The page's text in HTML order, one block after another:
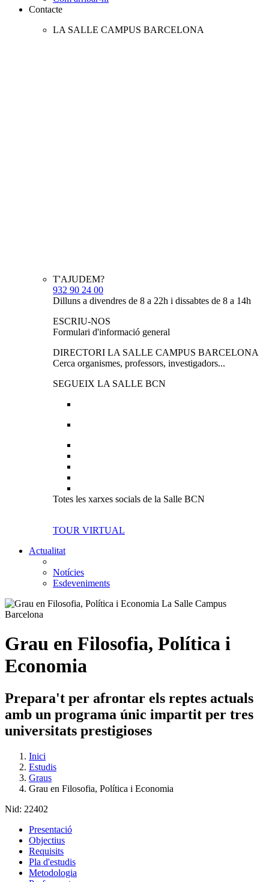
Contacte
LA SALLE CAMPUS BARCELONA
T'AJUDEM?
932 90 24 00
Dilluns a divendres de 8 a 22h i dissabtes de 8 a 14h
ESCRIU-NOS
Formulari d'informació general
DIRECTORI LA SALLE CAMPUS BARCELONA
Cerca organismes, professors, investigadors...
SEGUEIX LA SALLE BCN
Totes les xarxes socials de la Salle BCN
TOUR VIRTUAL
Actualitat
Notícies
Esdeveniments
Grau en Filosofia, Política i
Economia
Prepara't per afrontar els reptes actuals
amb un programa únic impartit per tres
universitats prestigioses
Inici
Estudis
Graus
Grau en Filosofia, Política i Economia
Nid: 22402
Presentació
Objectius
Requisits
Pla d'estudis
Metodologia